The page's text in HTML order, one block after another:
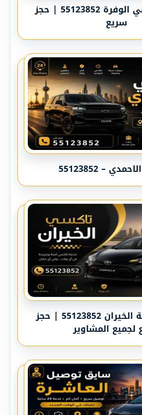
رقم تاكسي في الوفرة 55123852 | حجز
سريع
– 55123852
تاكسي منطقة الخيران 55123852 | حجز
لجميع المشاوير